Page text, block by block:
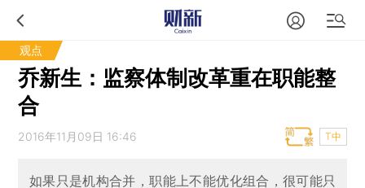
观点
乔新生：监察体制改革重在职能整
合
2016年11月09日 16:46 T中
如果只是机构合并，职能上不能优化组合，很可能只